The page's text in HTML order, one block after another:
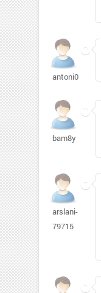
antoni011649
bam8y
arslani-
79715